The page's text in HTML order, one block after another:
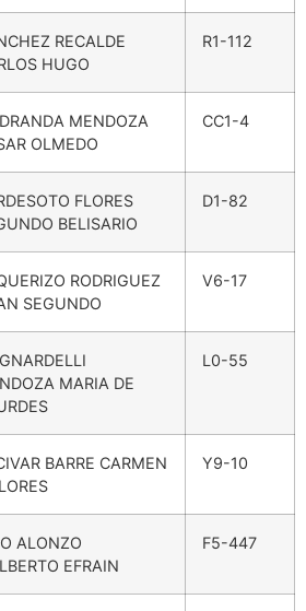
RECALDE
HUGO
R1-112
MENDOZA
OLMEDO
CC1-4
FLORES
BELISARIO
D1-82
RODRIGUEZ
SEGUNDO
V6-17
MARIA DE
L0-55
BARRE CARMEN
Y9-10
ALONZO
EFRAIN
F5-447